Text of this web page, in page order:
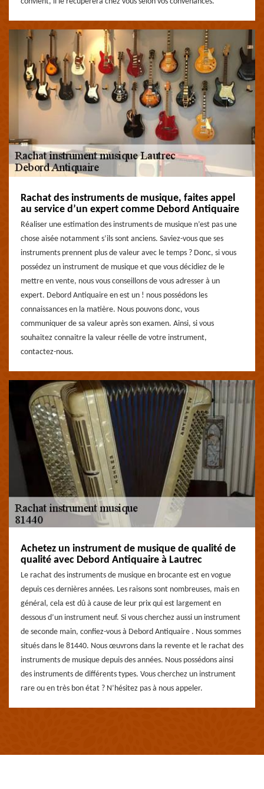
Rachat des instruments de musique, faites appel
au service d’un expert comme Debord Antiquaire
Réaliser une estimation des instruments de musique n’est pas une
chose aisée notamment s’ils sont anciens. Saviez-vous que ses
instruments prennent plus de valeur avec le temps ? Donc, si vous
possédez un instrument de musique et que vous décidiez de le
mettre en vente, nous vous conseillons de vous adresser à un
expert. Debord Antiquaire en est un ! nous possédons les
connaissances en la matière. Nous pouvons donc, vous
communiquer de sa valeur après son examen. Ainsi, si vous
souhaitez connaitre la valeur réelle de votre instrument,
contactez-nous.
Achetez un instrument de musique de qualité de
qualité avec Debord Antiquaire à Lautrec
Le rachat des instruments de musique en brocante est en vogue
depuis ces dernières années. Les raisons sont nombreuses, mais en
général, cela est dû à cause de leur prix qui est largement en
dessous d’un instrument neuf. Si vous cherchez aussi un instrument
de seconde main, confiez-vous à Debord Antiquaire . Nous sommes
situés dans le 81440. Nous œuvrons dans la revente et le rachat des
instruments de musique depuis des années. Nous possédons ainsi
des instruments de différents types. Vous cherchez un instrument
rare ou en très bon état ? N’hésitez pas à nous appeler.